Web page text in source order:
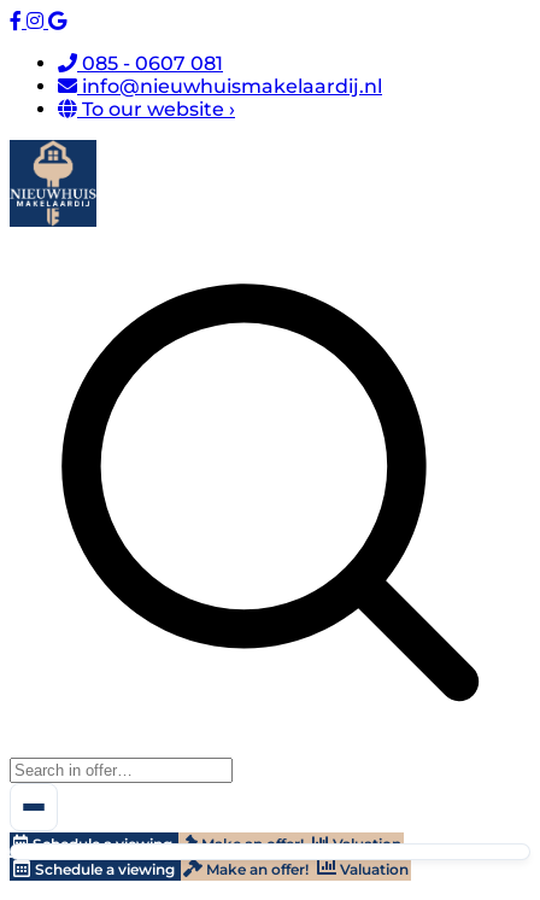
085 - 0607 081
info@nieuwhuismakelaardij.nl
To our website ›
Schedule a viewing Make an offer!
Valuation
Schedule a viewing
Make an offer! Valuation